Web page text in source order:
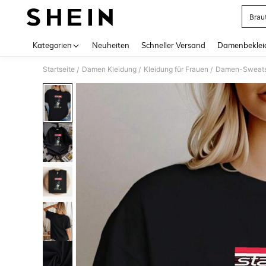
Kategorien Neuheiten Schneller Versand
Startseite / Damen Kleidung / Kleidung für Frauen / Damen-